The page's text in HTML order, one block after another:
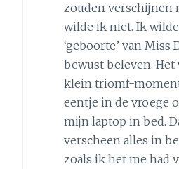
zouden verschijnen
wilde ik niet. Ik
‘geboorte’ van Miss
bewust beleven. Het
klein triomf-
eentje in de vroege
mijn laptop in bed.
verscheen alles in
zoals ik het me had